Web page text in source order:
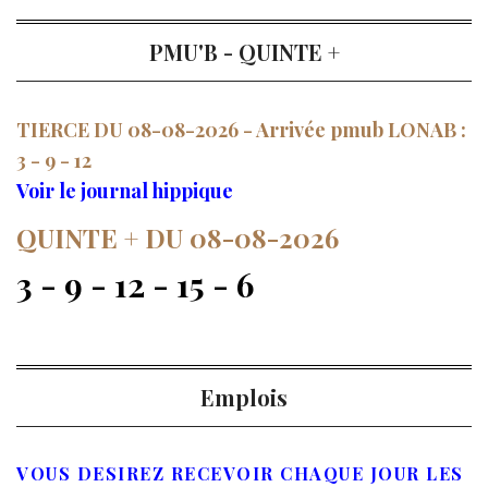
PMU'B - QUINTE +
TIERCE DU 08-08-2026 - Arrivée pmub LONAB :
3 - 9 - 12
Voir le journal hippique
QUINTE + DU 08-08-2026
3 - 9 - 12 - 15 - 6
Emplois
VOUS DESIREZ RECEVOIR CHAQUE JOUR LES